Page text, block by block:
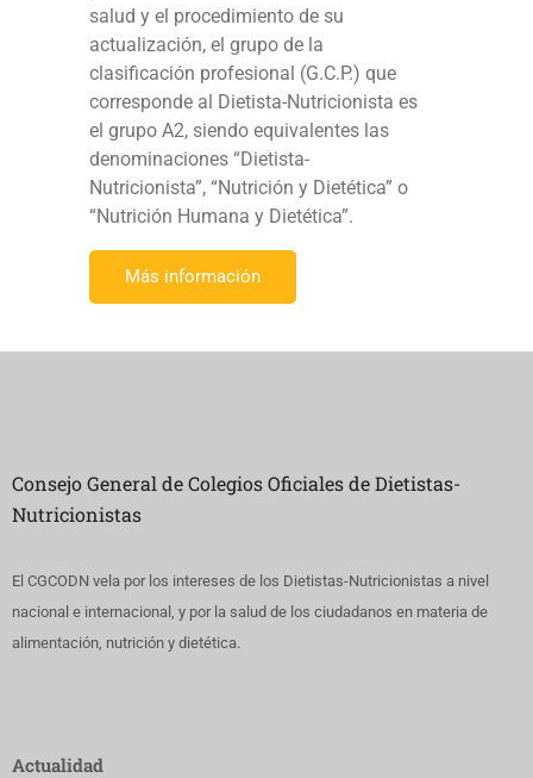
salud y el procedimiento de su
actualización, el grupo de la
clasificación profesional (G.C.P.) que
corresponde al Dietista-Nutricionista es
el grupo A2, siendo equivalentes las
denominaciones “Dietista-
Nutricionista”, “Nutrición y Dietética” o
“Nutrición Humana y Dietética”.
Más información
Consejo General de Colegios Oficiales de Dietistas-
Nutricionistas
El CGCODN vela por los intereses de los Dietistas-Nutricionistas a nivel
nacional e internacional, y por la salud de los ciudadanos en materia de
alimentación, nutrición y dietética.
Actualidad